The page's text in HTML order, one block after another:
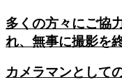
多くの方々にご協
れ、無事に撮影を
カメラマンとして